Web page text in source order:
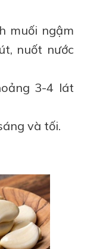
muối ngậm
nuốt nước
3-4 lát
và tối.